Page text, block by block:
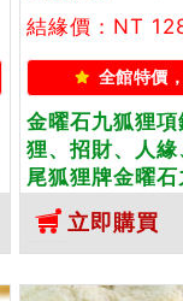
結緣價：NT
全館特價
金曜石九狐狸
狸、招財、人
尾狐狸牌金曜
曜石九尾狐狸
狐狸，FX072
曜石狐狸吊墜
翡翠寶石保證
立即購買